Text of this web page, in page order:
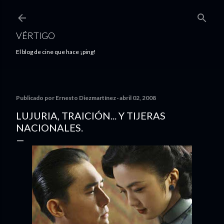
VÉRTIGO
El blog de cine que hace ¡ping!
Publicado por Ernesto Diezmartínez abril 02, 2008
LUJURIA, TRAICIÓN... Y TIJERAS
NACIONALES.